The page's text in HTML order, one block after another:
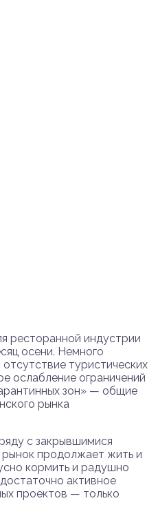
ресторанной индустрии
осени. Немного
туристических
ослабление ограничений
зон» — общие
рынка
с закрывшимися
продолжает жить и
кормить и радушно
активное
проектов — только